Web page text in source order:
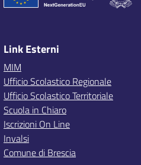
Link Esterni
MIM
Ufficio Scolastico Regionale
Ufficio Scolastico Territoriale
Scuola in Chiaro
Iscrizioni On Line
Invalsi
Comune di Brescia